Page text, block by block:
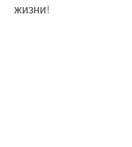
жизни!